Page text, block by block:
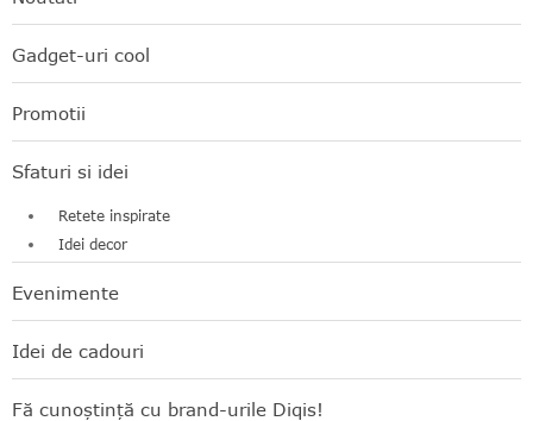
Gadget-uri cool
Promotii
Sfaturi si idei
Retete inspirate
Idei decor
Evenimente
Idei de cadouri
Fă cunoștință cu brand-urile Diqis!